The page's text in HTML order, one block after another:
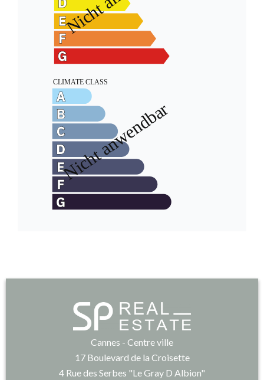
Cannes - Centre ville
17 Boulevard de la Croisette
4 Rue des Serbes "Le Gray D Albion"